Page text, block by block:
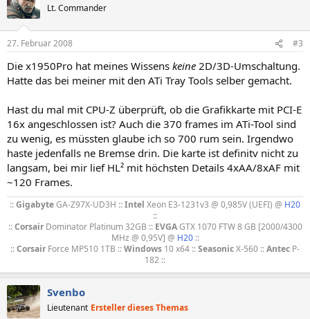
Lt. Commander
27. Februar 2008 #3
Die x1950Pro hat meines Wissens keine 2D/3D-Umschaltung.
Hatte das bei meiner mit den ATi Tray Tools selber gemacht.
Hast du mal mit CPU-Z überprüft, ob die Grafikkarte mit PCI-E
16x angeschlossen ist? Auch die 370 frames im ATi-Tool sind
zu wenig, es müssten glaube ich so 700 rum sein. Irgendwo
haste jedenfalls ne Bremse drin. Die karte ist definitv nicht zu
langsam, bei mir lief HL² mit höchsten Details 4xAA/8xAF mit
~120 Frames.
::GigabyteGA-Z97X-UD3H ::Intel Xeon E3-1231v3 @ 0,985V (UEFI) @ H20
::
::CorsairDominator Platinum 32GB :: EVGAGTX 1070 FTW 8 GB [2000/4300
MHz @ 0,95V] @ H20::
::Corsair Force MP510 1TB ::Windows 10 x64 ::SeasonicX-560 ::Antec P-
182 ::​
Svenbo
Lieutenant Ersteller dieses Themas